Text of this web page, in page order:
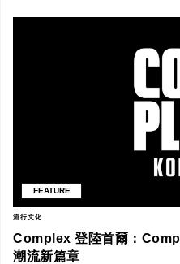
FEATURE
流行文化
Complex 登陸首爾：
潮流新篇章